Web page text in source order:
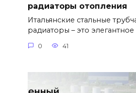
радиаторы отопления
Итальянские стальные
радиаторы – это элегантное
0 41